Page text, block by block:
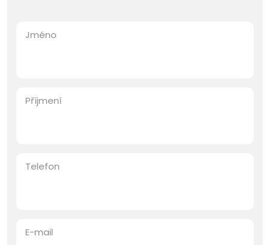
Jméno
Příjmení
Telefon
E-mail